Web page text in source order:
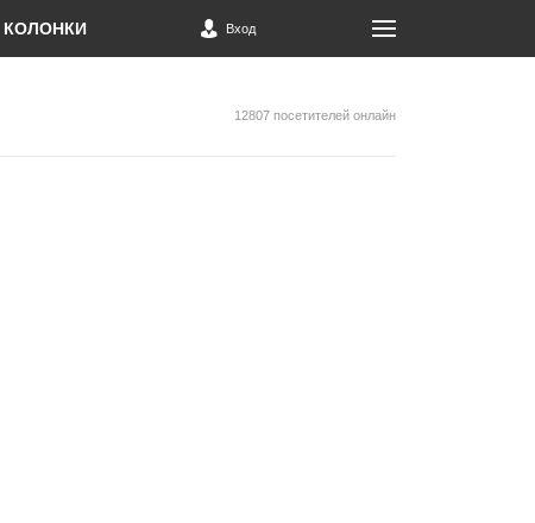
КОЛОНКИ Вход
12807 посетителей онлайн